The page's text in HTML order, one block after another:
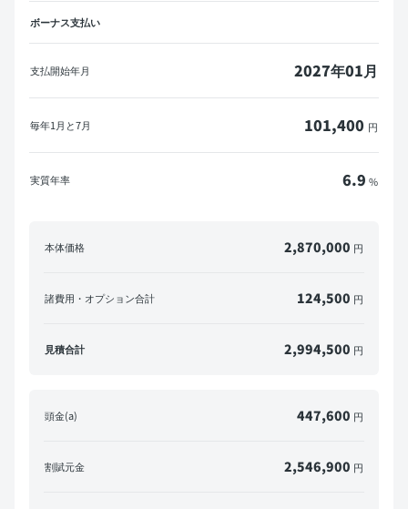
ボーナス支払い
支払開始年月 2027年01月
毎年1月と7月 101,400 円
実質年率 6.9 %
本体価格 2,870,000 円
諸費用・オプション合計 124,500 円
見積合計 2,994,500 円
頭金(a) 447,600 円
割賦元金 2,546,900 円